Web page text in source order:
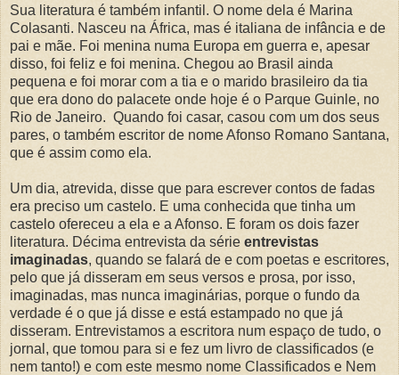
Sua literatura é também infantil. O nome dela é Marina
Colasanti. Nasceu na África, mas é italiana de infância e de
pai e mãe. Foi menina numa Europa em guerra e, apesar
disso, foi feliz e foi menina. Chegou ao Brasil ainda
pequena e foi morar com a tia e o marido brasileiro da tia
que era dono do palacete onde hoje é o Parque Guinle, no
Rio de Janeiro. Quando foi casar, casou com um dos seus
pares, o também escritor de nome Afonso Romano Santana,
que é assim como ela.
Um dia, atrevida, disse que para escrever contos de fadas
era preciso um castelo. E uma conhecida que tinha um
castelo ofereceu a ela e a Afonso. E foram os dois fazer
literatura. Décima entrevista da série entrevistas
imaginadas, quando se falará de e com poetas e escritores,
pelo que já disseram em seus versos e prosa, por isso,
imaginadas, mas nunca imaginárias, porque o fundo da
verdade é o que já disse e está estampado no que já
disseram. Entrevistamos a escritora num espaço de tudo, o
jornal, que tomou para si e fez um livro de classificados (e
nem tanto!) e com este mesmo nome Classificados e Nem